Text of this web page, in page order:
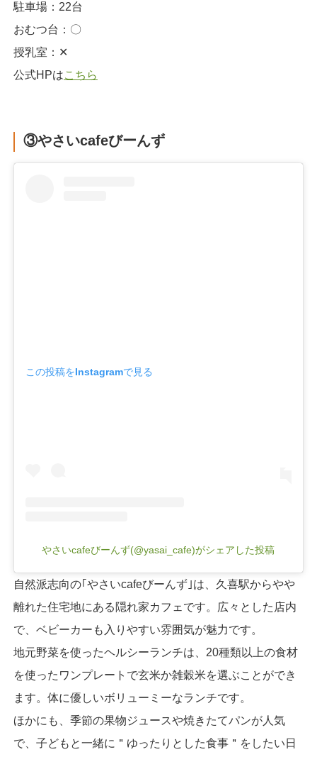
駐車場：22台
おむつ台：〇
授乳室：‪✕‬
公式HPはこちら
③やさいcafeびーんず
この投稿をInstagramで見る
やさいcafeびーんず(@yasai_cafe)がシェアした投稿
自然派志向の｢やさいcafeびーんず｣は、久喜駅からやや
離れた住宅地にある隠れ家カフェです。広々とした店内
で、ベビーカーも入りやすい雰囲気が魅力です。
地元野菜を使ったヘルシーランチは、20種類以上の食材
を使ったワンプレートで玄米か雑穀米を選ぶことができ
ます。体に優しいボリューミーなランチです。
ほかにも、季節の果物ジュースや焼きたてパンが人気
で、子どもと一緒に＂ゆったりとした食事＂をしたい日